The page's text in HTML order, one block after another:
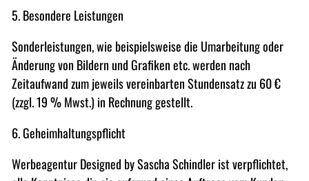
5. Besondere Leistungen
Sonderleistungen, wie beispielsweise die Umarbeitung oder
Änderung von Bildern und Grafiken etc. werden nach
Zeitaufwand zum jeweils vereinbarten Stundensatz zu 60 €
(zzgl. 19 % Mwst.) in Rechnung gestellt.
6. Geheimhaltungspflicht
Werbeagentur Designed by Sascha Schindler ist verpflichtet,